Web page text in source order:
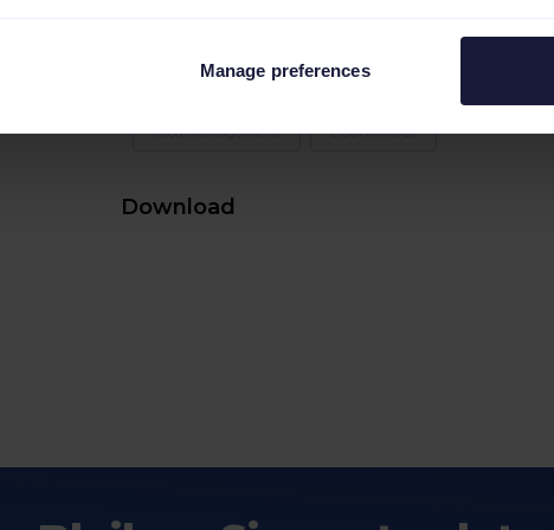
Manage preferences
aufbaust
Feed Management ECommerce
Download